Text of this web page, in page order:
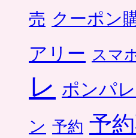
売 クーポン
アリー スマ
レ ポンパ
ン 予約 予